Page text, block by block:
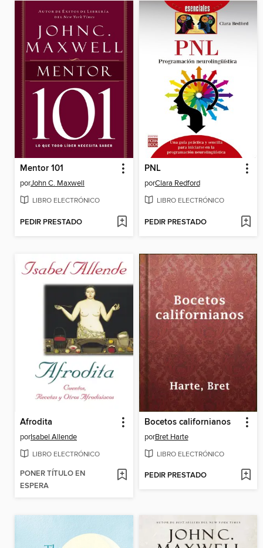
Mentor 101
porJohn C. Maxwell
LIBRO ELECTRÓNICO
PEDIR PRESTADO
PNL
porClara Redford
LIBRO ELECTRÓNICO
PEDIR PRESTADO
Afrodita
porIsabel Allende
LIBRO ELECTRÓNICO
PONER TÍTULO EN
ESPERA
Bocetos californianos
porBret Harte
LIBRO ELECTRÓNICO
PEDIR PRESTADO